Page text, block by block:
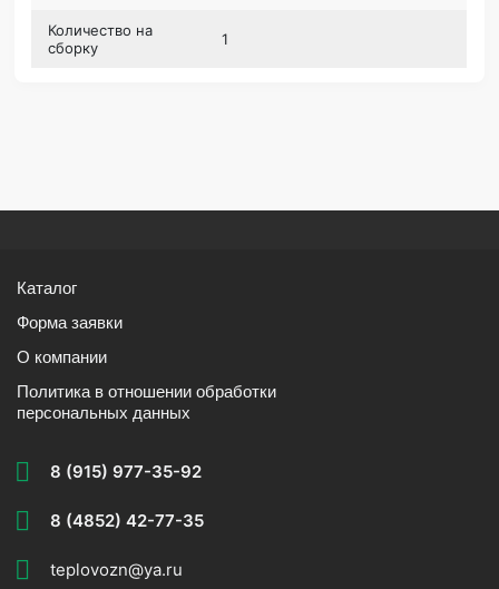
Количество на
сборку
1
Каталог
Форма заявки
О компании
Политика в отношении обработки
персональных данных
8 (915) 977-35-92
8 (4852) 42-77-35
teplovozn@ya.ru